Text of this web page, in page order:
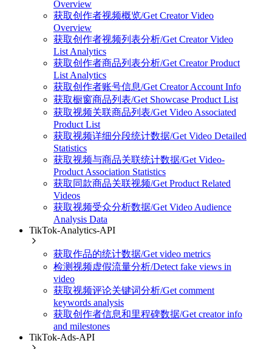
Overview
获取创作者视频概览/Get Creator Video
Overview
获取创作者视频列表分析/Get Creator Video
List Analytics
获取创作者商品列表分析/Get Creator Product
List Analytics
获取创作者账号信息/Get Creator Account Info
获取橱窗商品列表/Get Showcase Product List
获取视频关联商品列表/Get Video Associated
Product List
获取视频详细分段统计数据/Get Video Detailed
Statistics
获取视频与商品关联统计数据/Get Video-
Product Association Statistics
获取同款商品关联视频/Get Product Related
Videos
获取视频受众分析数据/Get Video Audience
Analysis Data
TikTok-Analytics-API
获取作品的统计数据/Get video metrics
检测视频虚假流量分析/Detect fake views in
video
获取视频评论关键词分析/Get comment
keywords analysis
获取创作者信息和里程碑数据/Get creator info
and milestones
TikTok-Ads-API